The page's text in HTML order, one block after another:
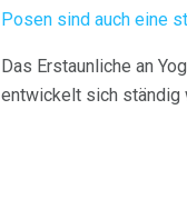
Posen sind auch eine
Das Erstaunliche an
entwickelt sich ständig